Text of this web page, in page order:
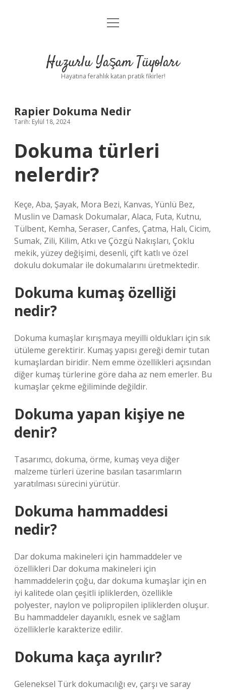
Anasayfa
Yasal Uyarı
menüyü
Huzurlu Yaşam Tüyoları
Hayatına ferahlık katan pratik fikirler!
Rapier Dokuma Nedir
Tarih: Eylül 18, 2024
Dokuma türleri
nelerdir?
Keçe, Aba, Şayak, Mora Bezi, Kanvas, Yünlü Bez,
Muslin ve Damask Dokumalar, Alaca, Futa, Kutnu,
Tülbent, Kemha, Seraser, Canfes, Çatma, Halı, Cicim,
Sumak, Zili, Kilim, Atkı ve Çözgü Nakışları, Çoklu
mekik, yüzey değişimi, desenli, çift katlı ve özel
dokulu dokumalar ile dokumalarını üretmektedir.
Dokuma kumaş özelliği
nedir?
Dokuma kumaşlar kırışmaya meyilli oldukları için sık
ütüleme gerektirir. Kumaş yapısı gereği demir tutan
kumaşlardan biridir. Nem emme özellikleri açısından
diğer kumaş türlerine göre daha az nem emerler. Bu
kumaşlar çekme eğiliminde değildir.
Dokuma yapan kişiye ne
denir?
Tasarımcı, dokuma, örme, kumaş veya diğer
malzeme türleri üzerine basılan tasarımların
yaratılması sürecini yürütür.
Dokuma hammaddesi
nedir?
Dar dokuma makineleri için hammaddeler ve
özellikleri Dar dokuma makineleri için
hammaddelerin çoğu, dar dokuma kumaşlar için en
iyi kalitede olan çeşitli ipliklerden, özellikle
polyester, naylon ve polipropilen ipliklerden oluşur.
Bu hammaddeler dayanıklı, esnek ve sağlam
özelliklerle karakterize edilir.
Dokuma kaça ayrılır?
Geleneksel Türk dokumacılığı ev, çarşı ve saray